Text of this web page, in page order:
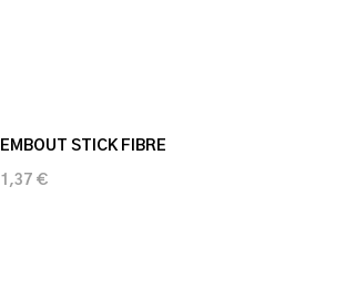
EMBOUT STICK FIBRE
1,37 €